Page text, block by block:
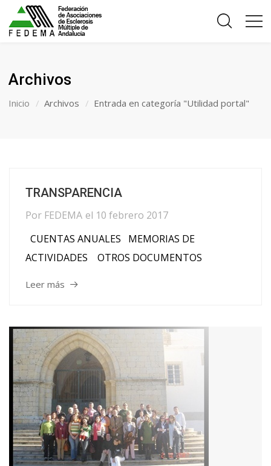
Archivos
Inicio Archivos Entrada en categoría "Utilidad portal"
TRANSPARENCIA
Por FEDEMA el 10 febrero 2017
CUENTAS ANUALES MEMORIAS DE
ACTIVIDADES OTROS DOCUMENTOS
Leer más